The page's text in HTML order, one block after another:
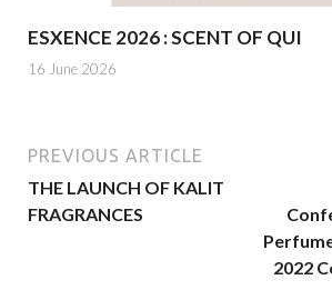
ESXENCE 2026 : SCENT OF QUI
16 June 2026
PREVIOUS ARTICLE
THE LAUNCH OF KALIT
FRAGRANCES
2022